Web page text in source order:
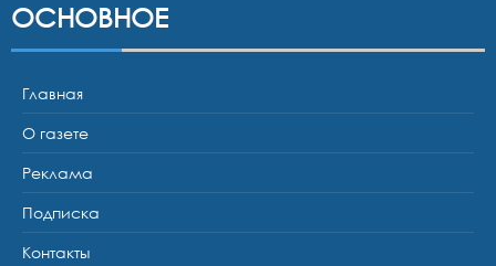
ОСНОВНОЕ
Главная
О газете
Реклама
Подписка
Контакты